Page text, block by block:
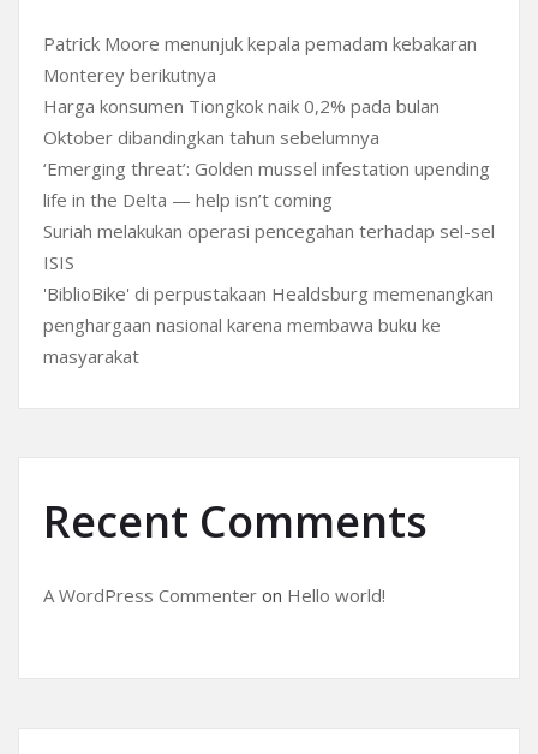
Patrick Moore menunjuk kepala pemadam kebakaran
Monterey berikutnya
Harga konsumen Tiongkok naik 0,2% pada bulan
Oktober dibandingkan tahun sebelumnya
‘Emerging threat’: Golden mussel infestation upending
life in the Delta — help isn’t coming
Suriah melakukan operasi pencegahan terhadap sel-sel
ISIS
'BiblioBike' di perpustakaan Healdsburg memenangkan
penghargaan nasional karena membawa buku ke
masyarakat
Recent Comments
A WordPress Commenter on Hello world!